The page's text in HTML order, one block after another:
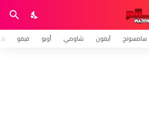
سامسونج آيفون شاومي أوبو فيفو